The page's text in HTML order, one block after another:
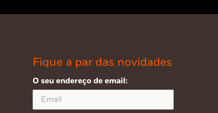
Fique a par das novidades
O seu endereço de email: